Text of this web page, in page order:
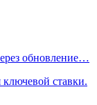
обновление…
ставки.